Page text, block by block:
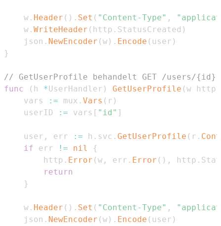
	w
. Header ( ) . Set ( "Content-Type" ,
	w
. WriteHeader ( http . StatusCreated )
	json
. NewEncoder (w) . Encode ( user )
}
// GetUserProfile behandelt GET /users/{id}-
func
( h *UserHandler ) GetUserProfile (w http
	vars
:= mux . Vars ( r )
	userID
:= vars [ "id" ]
	user
, err := h . svc . GetUserProfile ( r .
if err != nil
{
		http
. Error (w , err . Error ( ) , http .
return
}
	w
. Header ( ) . Set ( "Content-Type" ,
	json
. NewEncoder (w) . Encode ( user )